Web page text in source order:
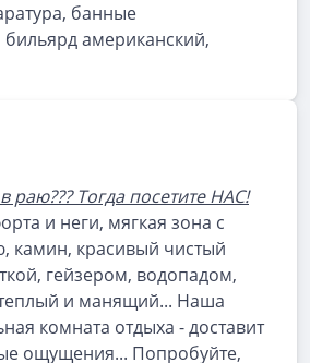
банные
американский,
раю??? Тогда посетите НАС!
и неги, мягкая зона с
камин, красивый чистый
гейзером, водопадом,
и манящий... Наша
комната отдыха - доставит
ощущения... Попробуйте,